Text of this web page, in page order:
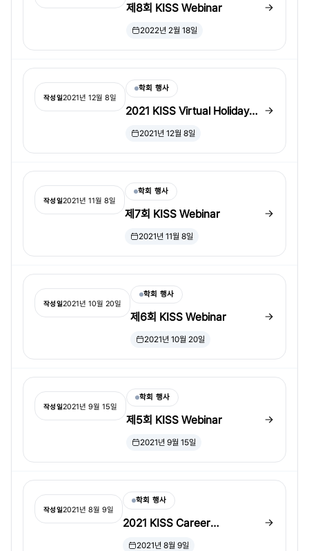
제8회 KISS Webinar
2022년 2월 18일
작성일2021년 12월 8일
학회 행사
2021 KISS Virtual Holiday
Party 초대
2021년 12월 8일
작성일2021년 11월 8일
학회 행사
제7회 KISS Webinar
2021년 11월 8일
작성일2021년 10월 20일
학회 행사
제6회 KISS Webinar
2021년 10월 20일
작성일2021년 9월 15일
학회 행사
제5회 KISS Webinar
2021년 9월 15일
작성일2021년 8월 9일
학회 행사
2021 KISS Career
Development Award 수상자
2021년 8월 9일